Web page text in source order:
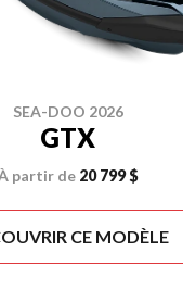
SEA-DOO 2026
GTX
partir de 20 799 $
CE MODÈLE